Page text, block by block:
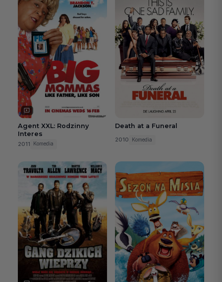
Agent XXL: Rodzinny
Interes
2011 Komedia
Death at a Funeral
2010 Komedia